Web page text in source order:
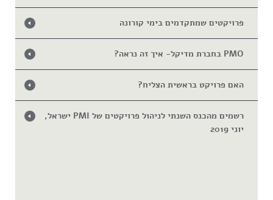
פרויקטים שמתקדמים בימי קורונה
PMO בחברת מדיקל- איך זה נראה?
האם פרויקט בראשית הצליח?
רשמים מהכנס השנתי לניהול פרויקטים של PMI ישראל,
יוני 2019